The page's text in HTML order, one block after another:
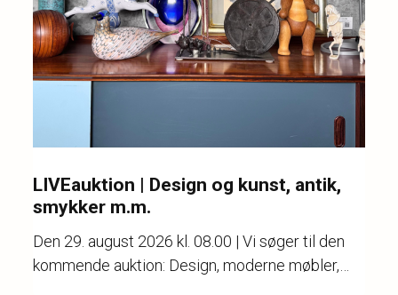
LIVEauktion | Design og kunst, antik,
smykker m.m.
Den 29. august 2026 kl. 08.00 | Vi søger til den
kommende auktion: Design, moderne møbler,